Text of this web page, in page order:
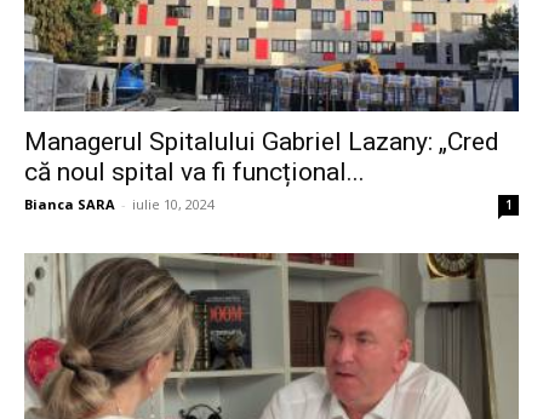
Managerul Spitalului Gabriel Lazany: „Cred
că noul spital va fi funcțional...
Bianca SARA - iulie 10, 2024 1